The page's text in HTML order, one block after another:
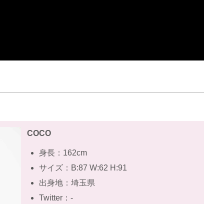
COCO
身長：162cm
サイズ：B:87 W:62 H:91
出身地：埼玉県
Twitter：-